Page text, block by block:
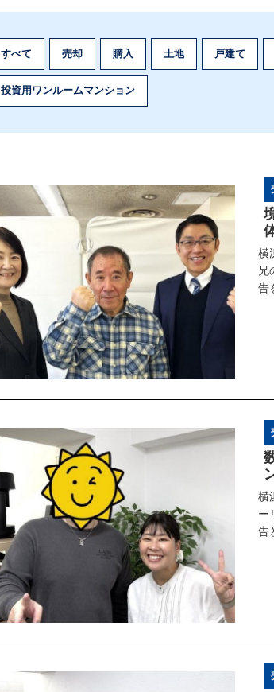
すべて 売却 購入 土地 戸建て
投資用ワンルームマンション
横
兄
告
横
ー
告